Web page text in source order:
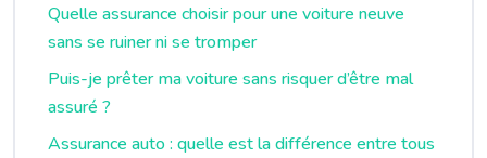
Quelle assurance choisir pour une voiture neuve
sans se ruiner ni se tromper
Puis-je prêter ma voiture sans risquer d’être mal
assuré ?
Assurance auto : quelle est la différence entre tous